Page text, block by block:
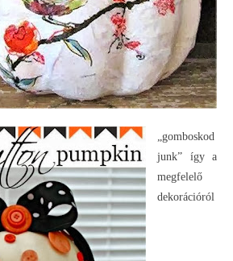
„gomboskod
junk” így a
megfelelő
dekorációról